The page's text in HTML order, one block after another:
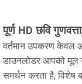
पूर्ण HD छवि
वर्तमान उपकरण केवल
डाउनलोडर आपको मूल
समर्थन करता है, विशेष